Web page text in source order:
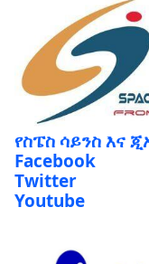
የስፔስ ሳይንስ እና
Facebook
Twitter
Youtube